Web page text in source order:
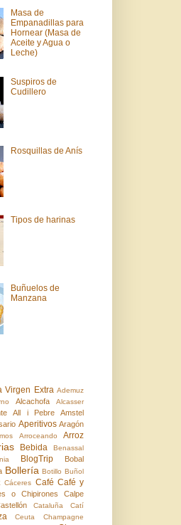
Masa de
Empanadillas para
Hornear (Masa de
Aceite y Agua o
Leche)
Suspiros de
Cudillero
Rosquillas de Anís
Tipos de harinas
Buñuelos de
Manzana
Virgen Extra Ademuz
Alcachofa Alcasser
All i Pebre Amstel
Aperitivos Aragón
Arroceando Arroz
Bebida
Benassal
BlogTrip Bobal
Bollería Botillo Buñol
Cáceres Café Café y
o Chipirones Calpe
Cataluña Catí
Ceuta Champagne